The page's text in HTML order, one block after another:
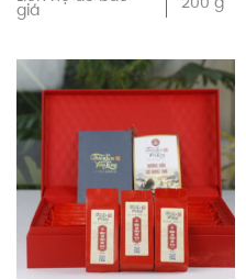
giá